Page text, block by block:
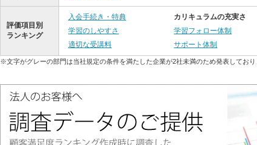
評価項目別
ランキング
入会手続き・特典 カリキュラムの充実さ
学習のしやすさ
学習フォロー体制
適切な受講料
サポート体制
※文字がグレーの部門は当社規定の条件を満たした企業が2社未満のため発表しており